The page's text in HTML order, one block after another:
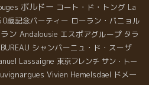
ボルドー コート・ド・トング La
歳記念パーティー ローラン・バニョル
ン Andalousie エスポアグループ タラ
シャンパーニュ・ド・スーザ
Lassaigne 東京フレンチ サン・トー
Vivien Hemelsdael ドメー